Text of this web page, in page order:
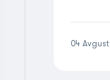
04